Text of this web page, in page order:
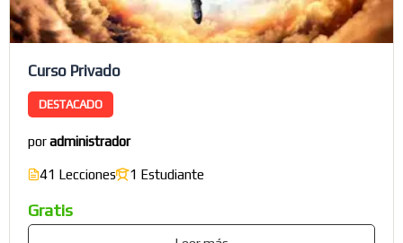
Curso Privado
DESTACADO
poradministrador
41 Lecciones 1 Estudiante
Gratis